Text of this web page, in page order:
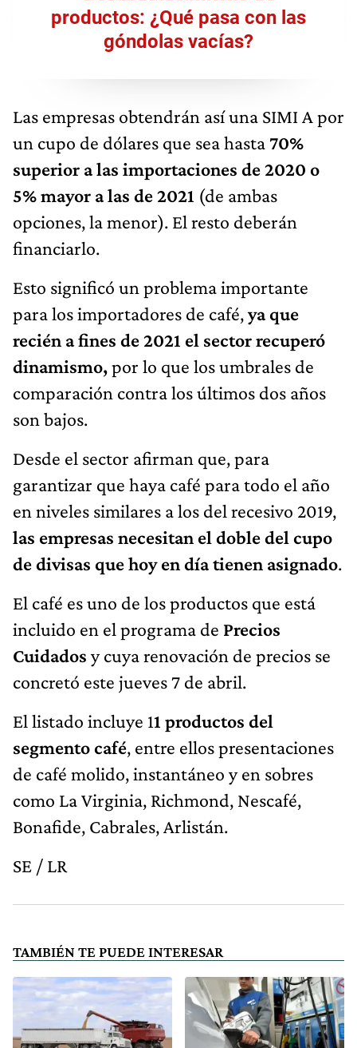
productos: ¿Qué pasa con las
góndolas vacías?
Las empresas obtendrán así una SIMI A por
un cupo de dólares que sea hasta 70%
superior a las importaciones de 2020 o
5% mayor a las de 2021 (de ambas
opciones, la menor). El resto deberán
financiarlo.
Esto significó un problema importante
para los importadores de café,ya que
recién a fines de 2021 el sector recuperó
dinamismo,por lo que los umbrales de
comparación contra los últimos dos años
son bajos.
Desde el sector afirman que, para
garantizar que haya café para todo el año
en niveles similares a los del recesivo 2019,
las empresas necesitan el doble del cupo
de divisas que hoy en día tienen asignado.
El café es uno de los productos que está
incluido en el programa de Precios
Cuidados y cuya renovación de precios se
concretó este jueves 7 de abril.
El listado incluye 11 productos del
segmento café, entre ellos presentaciones
de café molido, instantáneo y en sobres
como La Virginia, Richmond, Nescafé,
Bonafide, Cabrales, Arlistán.
SE / LR
TAMBIÉN TE PUEDE INTERESAR